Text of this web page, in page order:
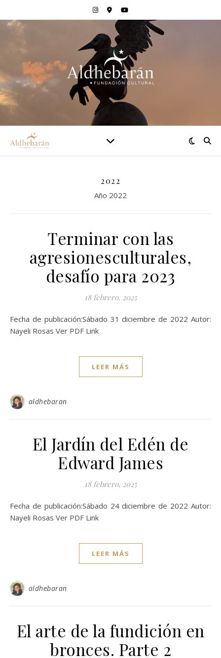
2022
Año 2022
Terminar con las
agresionesculturales,
desafío para 2023
18 febrero, 2025
Fecha de publicación:Sábado 31 diciembre de 2022 Autor:
Nayeli Rosas Ver PDF Link
LEER MÁS
aldhebaran
El Jardín del Edén de
Edward James
18 febrero, 2025
Fecha de publicación:Sábado 24 diciembre de 2022 Autor:
Nayeli Rosas Ver PDF Link
LEER MÁS
aldhebaran
El arte de la fundición en
bronces. Parte 2